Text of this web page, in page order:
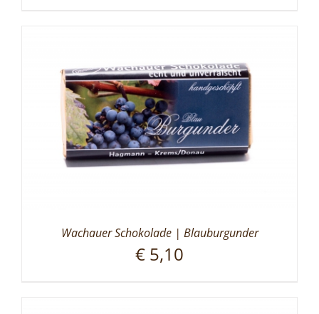
Wachauer Schokolade | Blauburgunder
€ 5,10